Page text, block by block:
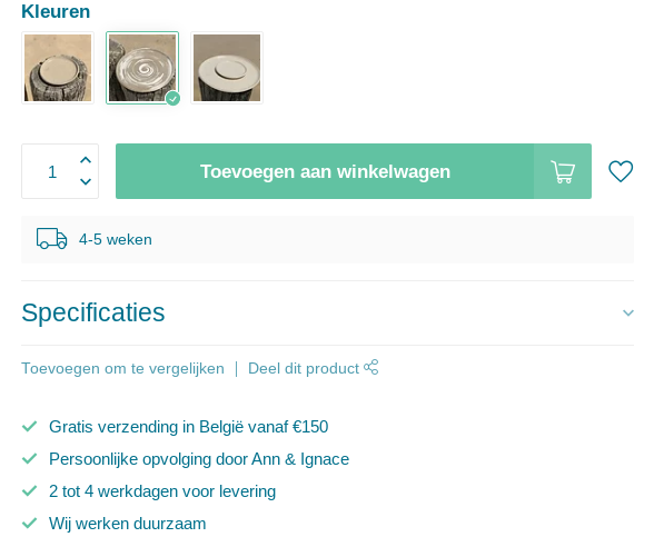
Kleuren
Toevoegen aan winkelwagen
4-5 weken
Specificaties
Toevoegen om te vergelijken Deel dit product
Gratis verzending in België vanaf €150
Persoonlijke opvolging door Ann & Ignace
2 tot 4 werkdagen voor levering
Wij werken duurzaam